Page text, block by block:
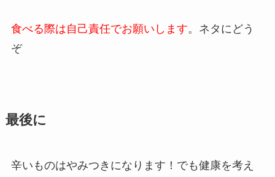
食べる際は自己責任でお願いします。ネタにどう
ぞ
最後に
辛いものはやみつきになります！でも健康を考え